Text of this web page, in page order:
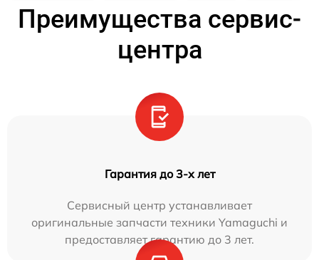
Преимущества сервис-
центра
Гарантия до 3-х лет
Сервисный центр устанавливает
оригинальные запчасти техники Yamaguchi и
предоставляет гарантию до 3 лет.